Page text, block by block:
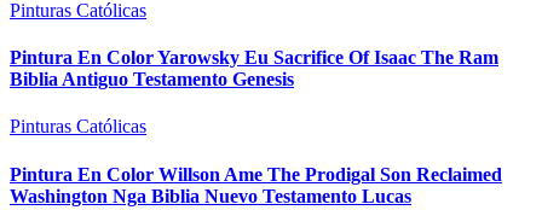
Pinturas Católicas
Pintura En Color Yarowsky Eu Sacrifice Of Isaac The Ram
Biblia Antiguo Testamento Genesis
Pinturas Católicas
Pintura En Color Willson Ame The Prodigal Son Reclaimed
Washington Nga Biblia Nuevo Testamento Lucas